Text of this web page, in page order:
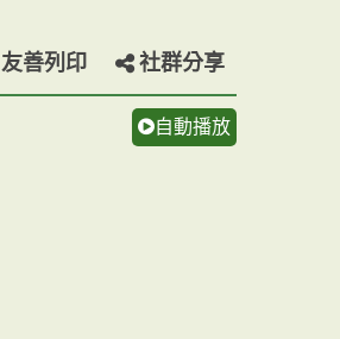
友善列印 社群分享
自動播放